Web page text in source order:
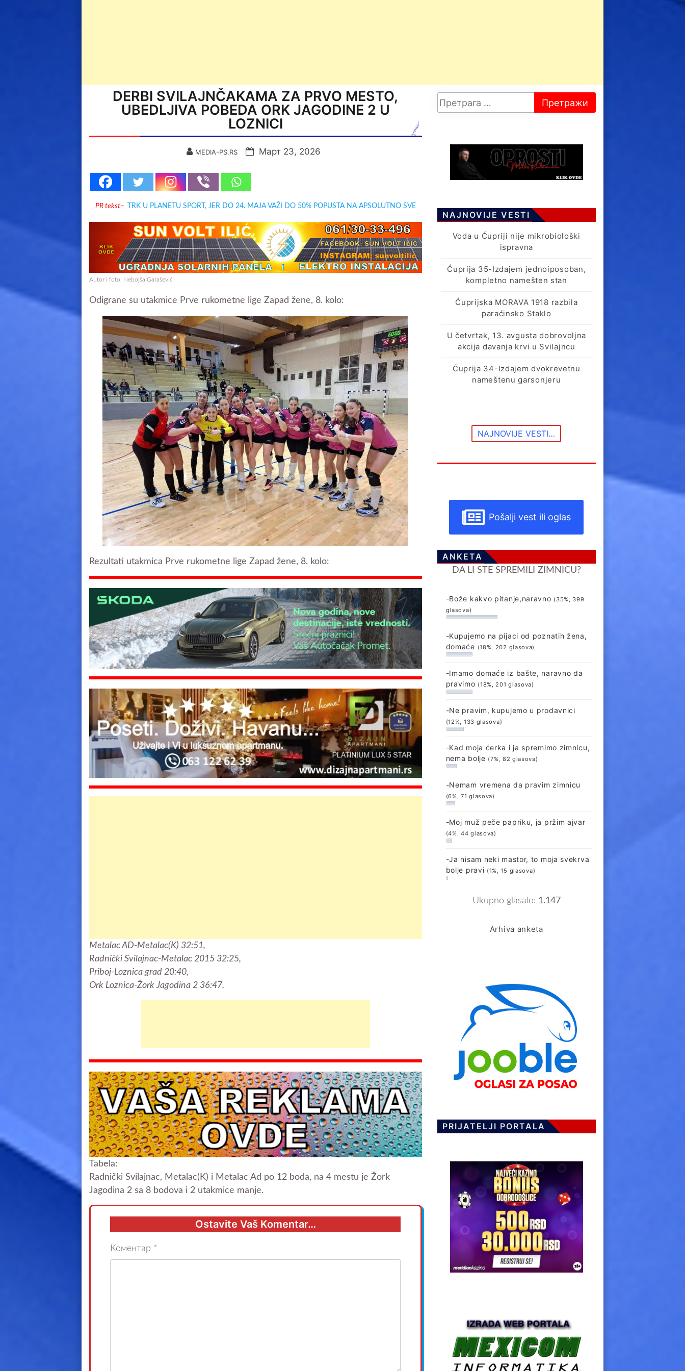
DERBI SVILAJNČAKAMA ZA PRVO MESTO,
UBEDLJIVA POBEDA ORK JAGODINE 2 U
LOZNICI
MEDIA-PS.RS Март 23, 2026
PR tekst– TRK U PLANETU SPORT, JER DO 24. MAJA VAŽI DO 50% POPUSTA NA APSOLUTNO SVE
Autor i foto: Nebojša Garašević
Odigrane su utakmice Prve rukometne lige Zapad žene, 8. kolo:
Rezultati utakmica Prve rukometne lige Zapad žene, 8. kolo:
Metalac AD-Metalac(K) 32:51,
Radnički Svilajnac-Metalac 2015 32:25,
Priboj-Loznica grad 20:40,
Ork Loznica-Žork Jagodina 2 36:47.
Tabela:
Radnički Svilajnac, Metalac(K) i Metalac Ad po 12 boda, na 4 mestu je Žork
Jagodina 2 sa 8 bodova i 2 utakmice manje.
Ostavite Vaš Komentar…
Коментар *
NAJNOVIJE VESTI
Voda u Ćupriji nije mikrobiološki
ispravna
Ćuprija 35-Izdajem jednoiposoban,
kompletno namešten stan
Ćuprijska MORAVA 1918 razbila
paraćinsko Staklo
U četvrtak, 13. avgusta dobrovoljna
akcija davanja krvi u Svilajncu
Ćuprija 34-Izdajem dvokrevetnu
nameštenu garsonjeru
NAJNOVIJE VESTI…
Pošalji vest ili oglas
ANKETA
DA LI STE SPREMILI ZIMNICU?
-Bože kakvo pitanje,naravno (35%, 399
glasova)
-Kupujemo na pijaci od poznatih žena,
domaće (18%, 202 glasova)
-Imamo domaće iz bašte, naravno da
pravimo (18%, 201 glasova)
-Ne pravim, kupujemo u prodavnici
(12%, 133 glasova)
-Kad moja ćerka i ja spremimo zimnicu,
nema bolje (7%, 82 glasova)
-Nemam vremena da pravim zimnicu
(6%, 71 glasova)
-Moj muž peče papriku, ja pržim ajvar
(4%, 44 glasova)
-Ja nisam neki mastor, to moja svekrva
bolje pravi (1%, 15 glasova)
Ukupno glasalo: 1.147
Arhiva anketa
PRIJATELJI PORTALA